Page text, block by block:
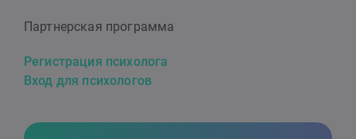
Партнерская программа
Регистрация психолога
Вход для психологов